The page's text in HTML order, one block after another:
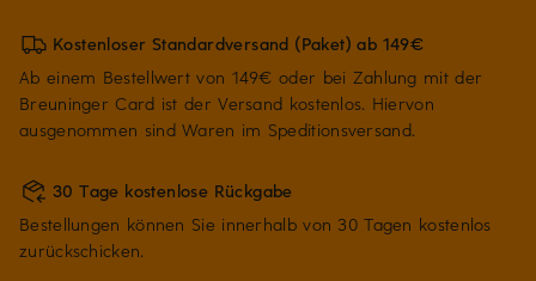
Kostenloser Standardversand (Paket) ab 149€
Ab einem Bestellwert von 149€ oder bei Zahlung mit der
Breuninger Card ist der Versand kostenlos. Hiervon
ausgenommen sind Waren im Speditionsversand.
30 Tage kostenlose Rückgabe
Bestellungen können Sie innerhalb von 30 Tagen kostenlos
zurückschicken.